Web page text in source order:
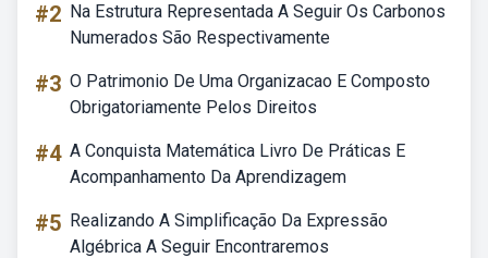
#2 Na Estrutura Representada A Seguir Os Carbonos
Numerados São Respectivamente
#3 O Patrimonio De Uma Organizacao E Composto
Obrigatoriamente Pelos Direitos
#4 A Conquista Matemática Livro De Práticas E
Acompanhamento Da Aprendizagem
#5 Realizando A Simplificação Da Expressão
Algébrica A Seguir Encontraremos